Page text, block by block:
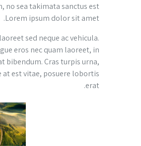
no sea takimata sanctus est
Lorem ipsum dolor sit amet.
sed neque ac vehicula.
eros nec quam laoreet, in
bibendum. Cras turpis urna,
at est vitae, posuere lobortis
erat.